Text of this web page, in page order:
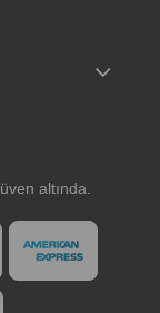
altında.